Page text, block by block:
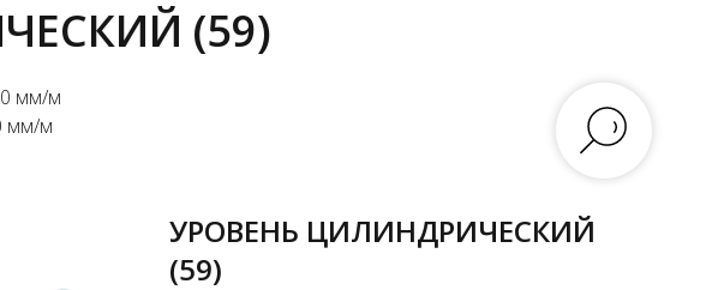
(59)
мм/м
мм/м
УРОВЕНЬ ЦИЛИНДРИЧЕСКИЙ
(59)